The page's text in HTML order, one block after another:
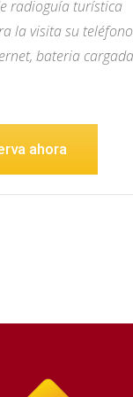
radioguía turística
la visita su teléfono
bateria
ahora